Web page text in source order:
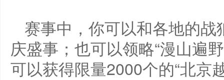
赛事中，你可以和各地的
庆盛事；也可以领略“漫山遍
可以获得限量2000个的“北京